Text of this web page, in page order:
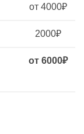
от 4000₽
2000₽
от 6000₽